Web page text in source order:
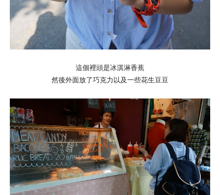
這個裡頭是冰淇淋香蕉
然後外面放了巧克力以及一些花生豆豆